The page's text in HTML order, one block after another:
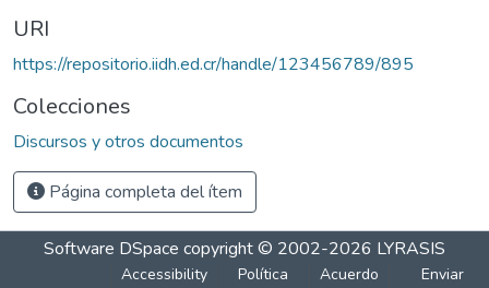
URI
https://repositorio.iidh.ed.cr/handle/123456789/895
Colecciones
Discursos y otros documentos
Página completa del ítem
Software DSpace copyright © 2002-2026 LYRASIS
Accessibility
Política
Acuerdo
Enviar